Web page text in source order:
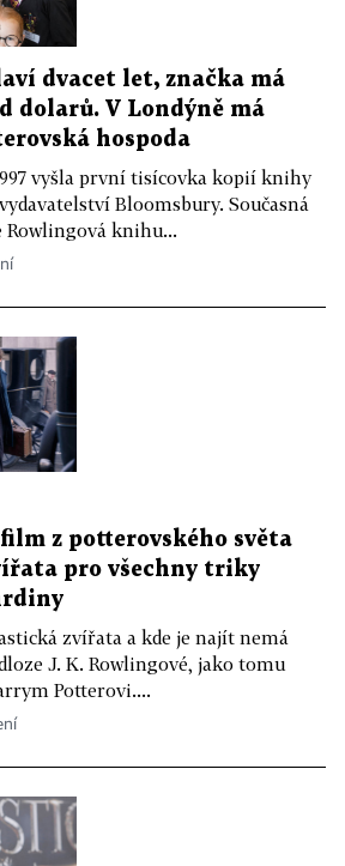
dvacet let, značka má
dolarů. V Londýně má
hospoda
vyšla první tisícovka kopií knihy
Bloomsbury. Současná
knihu...
film z potterovského světa
pro všechny triky
zvířata a kde je najít nemá
J. K. Rowlingové, jako tomu
Potterovi....